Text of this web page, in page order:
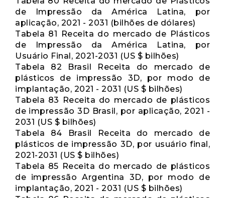
de Impressão da América Latina, por
aplicação, 2021 - 2031 (bilhões de dólares)
Tabela 81 Receita do mercado de Plásticos
de Impressão da América Latina, por
Usuário Final, 2021-2031 (US $ bilhões)
Tabela 82 Brasil Receita do mercado de
plásticos de impressão 3D, por modo de
implantação, 2021 - 2031 (US $ bilhões)
Tabela 83 Receita do mercado de plásticos
de impressão 3D Brasil, por aplicação, 2021 -
2031 (US $ bilhões)
Tabela 84 Brasil Receita do mercado de
plásticos de impressão 3D, por usuário final,
2021-2031 (US $ bilhões)
Tabela 85 Receita do mercado de plásticos
de impressão Argentina 3D, por modo de
implantação, 2021 - 2031 (US $ bilhões)